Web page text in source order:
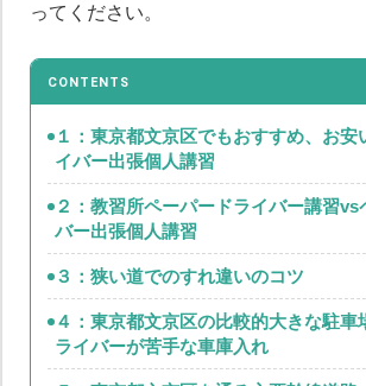
ってください。
CONTENTS
１：東京都文京区でもおすすめ、お安
イバー出張個人講習
２：教習所ペーパードライバー講習vs
バー出張個人講習
３：狭い道でのすれ違いのコツ
４：東京都文京区の比較的大きな駐車
ライバーが苦手な車庫入れ